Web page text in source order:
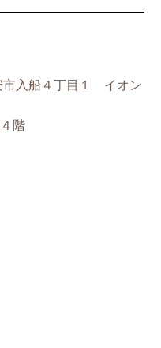
市入船４丁目１ イオン
階